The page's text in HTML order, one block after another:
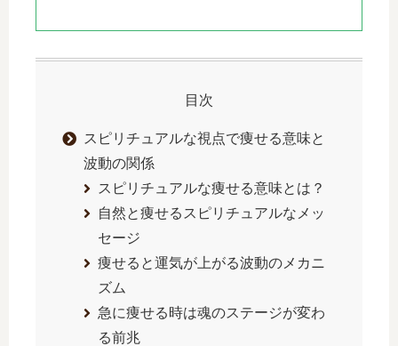
目次
スピリチュアルな視点で痩せる意味と
波動の関係
スピリチュアルな痩せる意味とは？
自然と痩せるスピリチュアルなメッ
セージ
痩せると運気が上がる波動のメカニ
ズム
急に痩せる時は魂のステージが変わ
る前兆